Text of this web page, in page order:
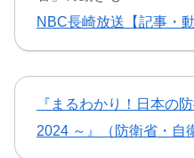
NBC長崎放送【記事・動
『まるわかり！日本の
2024 ～』（防衛省・自